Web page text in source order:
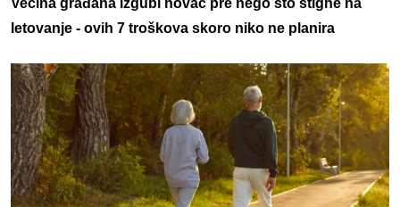
Većina građana izgubi novac pre nego što stigne na
letovanje - ovih 7 troškova skoro niko ne planira